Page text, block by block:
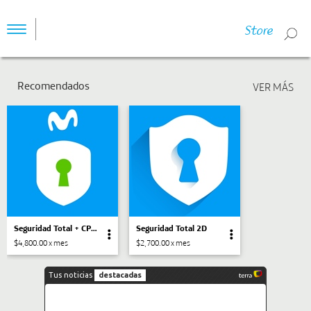
Toggle
Store
Recomendados
Seguridad Total + CPM (Conexión Privada Móvil)
$4,800.00 x mes
Seguridad Total 2D
$2,700.00 x mes